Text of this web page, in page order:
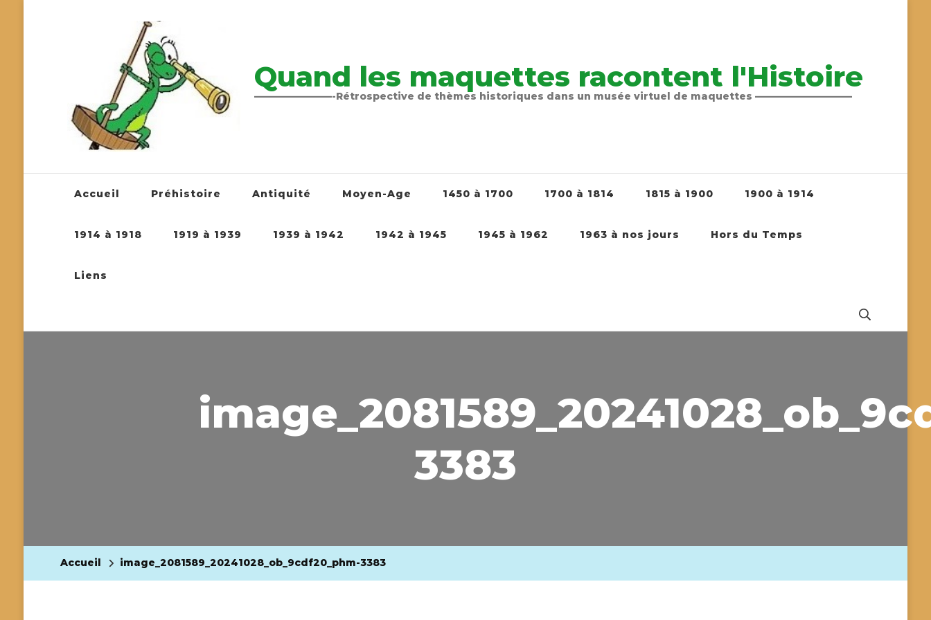
Quand les maquettes racontent l'Histoire
————————-Rétrospective de thèmes historiques dans un musée virtuel de maquettes ——————————
Accueil Préhistoire Antiquité Moyen-Age 1450 à 1700 1700 à 1814 1815 à 1900 1900 à 1914
1914 à 1918 1919 à 1939 1939 à 1942 1942 à 1945 1945 à 1962 1963 à nos jours Hors du Temps
Liens
3383
Accueil image_2081589_20241028_ob_9cdf20_phm-3383